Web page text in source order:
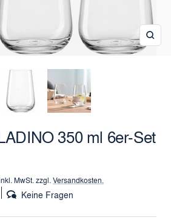
350 ml 6er-Set
MwSt. zzgl. Versandkosten.
Keine Fragen